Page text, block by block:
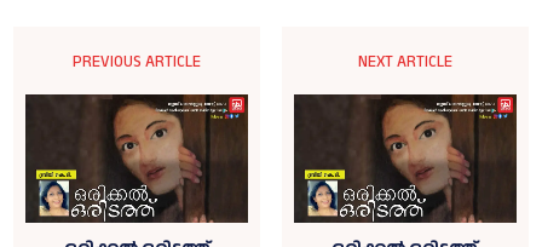
PREVIOUS ARTICLE NEXT ARTICLE